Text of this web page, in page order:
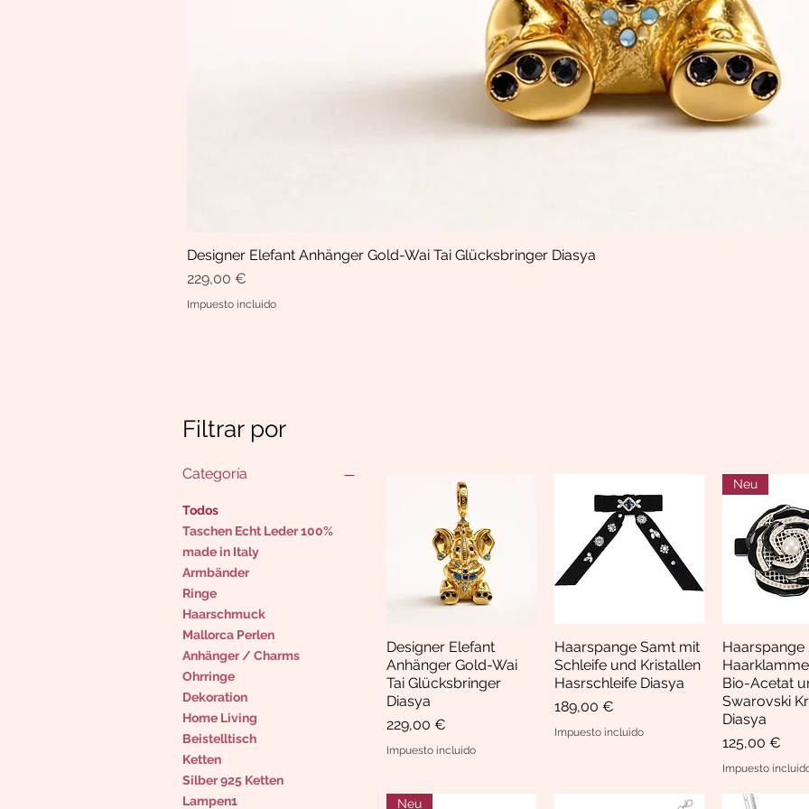
Vista rápida
Designer Elefant Anhänger Gold-Wai Tai Glücksbringer Diasya
Precio
229,00 €
Impuesto incluido
Filtrar por
Categoría
Todos
Taschen Echt Leder 100%
made in Italy
Armbänder
Ringe
Haarschmuck
Mallorca Perlen
Anhänger / Charms
Ohrringe
Dekoration
Home Living
Beistelltisch
Ketten
Silber 925 Ketten
Lampen1
Vista rápida
Designer Elefant
Anhänger Gold-Wai
Tai Glücksbringer
Diasya
Precio
229,00 €
Impuesto incluido
Vista rápida
Haarspange Samt mit
Schleife und Kristallen
Hasrschleife Diasya
Precio
189,00 €
Impuesto incluido
Vista
Neu
Bio-Acetat
Swarovski
Diasya
Precio
125,00 €
Impuesto
Neu